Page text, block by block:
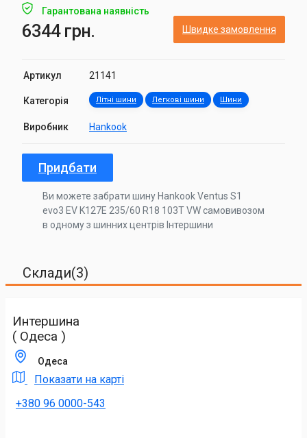
Гарантована наявність
6344 грн. Швидке замовлення
Артикул 21141
Категорія Літні шини Легкові шини Шини
Виробник Hankook
Придбати
Ви можете забрати шину Hankook Ventus S1
evo3 EV K127E 235/60 R18 103T VW самовивозом
в одному з шинних центрів Інтершини
Склади(3)
Интершина
( Одеса )
Одеса
Показати на карті
+380 96 0000-543